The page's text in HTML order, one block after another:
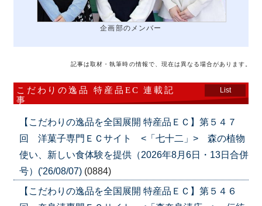
企画部のメンバー
記事は取材・執筆時の情報で、現在は異なる場合があります。
こだわりの逸品 特産品EC 連載記
事
List
【こだわりの逸品を全国展開 特産品ＥＣ】第５４７
回 洋菓子専門ＥＣサイト <「七十二」> 森の植物
使い、新しい食体験を提供（2026年8月6日・13日合併
号）('26/08/07) (0884)
【こだわりの逸品を全国展開 特産品ＥＣ】第５４６